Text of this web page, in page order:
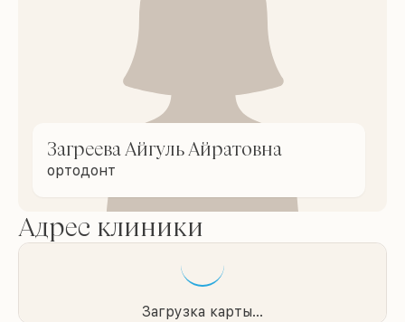
Загреева Айгуль Айратовна
ортодонт
Адрес клиники
Загрузка карты...